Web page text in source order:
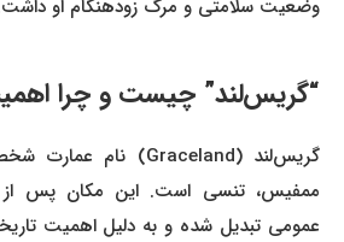
وضعیت سلامتی و مرگ زودهنگام او
“گریس‌لند” چیست و چرا
گریس‌لند (Graceland) نام عمارت شخصی
ممفیس، تنسی است. این مکان پس
عمومی تبدیل شده و به دلیل اهمیت